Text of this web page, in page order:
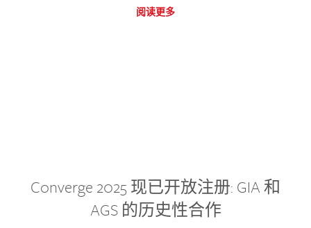
阅读更多
Converge 2025 现已开放注册: GIA 和
AGS 的历史性合作